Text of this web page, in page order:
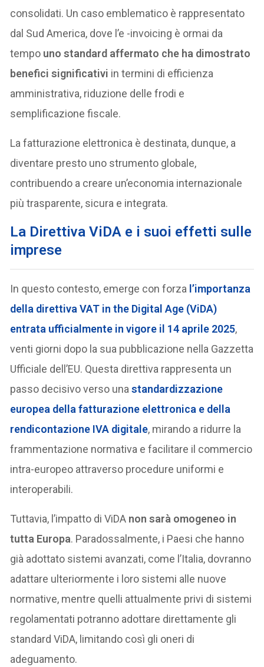
consolidati. Un caso emblematico è rappresentato
dal Sud America, dove l’e -invoicing è ormai da
tempo uno standard affermato che ha dimostrato
benefici significativi in termini di efficienza
amministrativa, riduzione delle frodi e
semplificazione fiscale.
La fatturazione elettronica è destinata, dunque, a
diventare presto uno strumento globale,
contribuendo a creare un’economia internazionale
più trasparente, sicura e integrata.
La Direttiva ViDA e i suoi effetti sulle
imprese
In questo contesto, emerge con forza l’importanza
della direttiva VAT in the Digital Age (ViDA)
entrata ufficialmente in vigore il 14 aprile 2025,
venti giorni dopo la sua pubblicazione nella Gazzetta
Ufficiale dell’EU. Questa direttiva rappresenta un
passo decisivo verso unastandardizzazione
europea della fatturazione elettronica e della
rendicontazione IVA digitale, mirando a ridurre la
frammentazione normativa e facilitare il commercio
intra-europeo attraverso procedure uniformi e
interoperabili.
Tuttavia, l’impatto di ViDA non sarà omogeneo in
tutta Europa. Paradossalmente, i Paesi che hanno
già adottato sistemi avanzati, come l’Italia, dovranno
adattare ulteriormente i loro sistemi alle nuove
normative, mentre quelli attualmente privi di sistemi
regolamentati potranno adottare direttamente gli
standard ViDA, limitando così gli oneri di
adeguamento.